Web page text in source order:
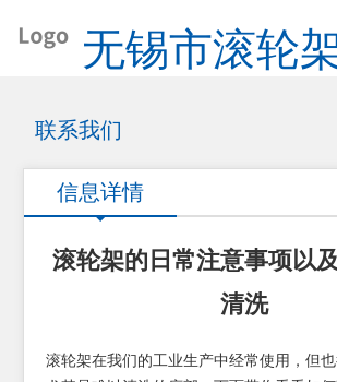
无锡市滚轮
备厂
联系我们
信息详情
滚轮架的日常注意事项以
清洗
滚轮架在我们的工业生产中经常使用，但也